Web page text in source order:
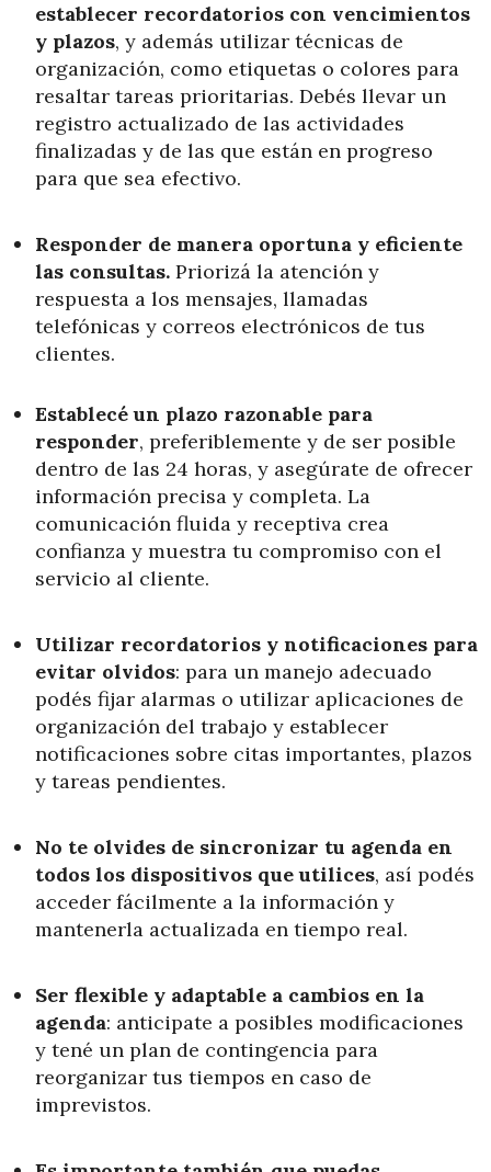
establecer recordatorios con vencimientos
y plazos, y además utilizar técnicas de
organización, como etiquetas o colores para
resaltar tareas prioritarias. Debés llevar un
registro actualizado de las actividades
finalizadas y de las que están en progreso
para que sea efectivo.
Responder de manera oportuna y eficiente
las consultas. Priorizá la atención y
respuesta a los mensajes, llamadas
telefónicas y correos electrónicos de tus
clientes.
Establecé un plazo razonable para
responder, preferiblemente y de ser posible
dentro de las 24 horas, y asegúrate de ofrecer
información precisa y completa. La
comunicación fluida y receptiva crea
confianza y muestra tu compromiso con el
servicio al cliente.
Utilizar recordatorios y notificaciones para
evitar olvidos: para un manejo adecuado
podés fijar alarmas o utilizar aplicaciones de
organización del trabajo y establecer
notificaciones sobre citas importantes, plazos
y tareas pendientes.
No te olvides de sincronizar tu agenda en
todos los dispositivos que utilices, así podés
acceder fácilmente a la información y
mantenerla actualizada en tiempo real.
Ser flexible y adaptable a cambios en la
agenda: anticipate a posibles modificaciones
y tené un plan de contingencia para
reorganizar tus tiempos en caso de
imprevistos.